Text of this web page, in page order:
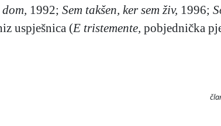
1992; Sem takšen, ker sem živ, 1996;
uspješnica (E tristemente, pobjednička